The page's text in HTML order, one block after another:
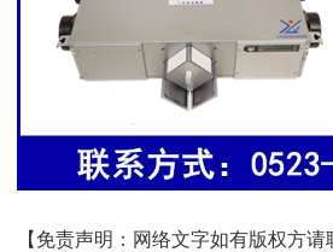
【免责声明：网络文字如有版权方请